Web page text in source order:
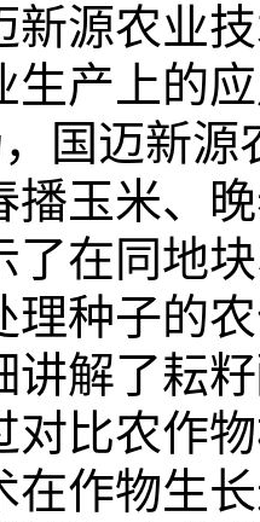
新源农业
生产上的
国迈新源
播玉米、
了在同地
理种子的
讲解了耘
对比农作
在作物生